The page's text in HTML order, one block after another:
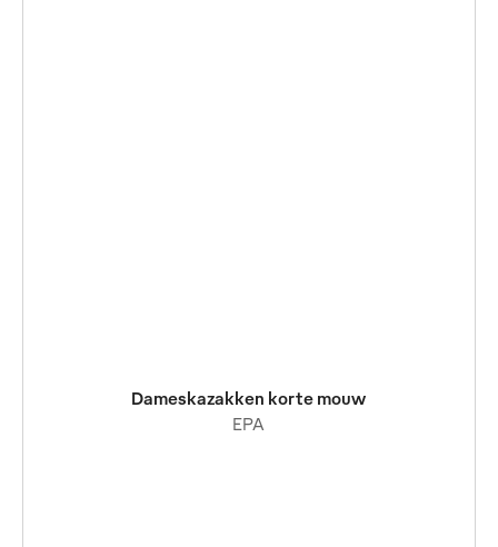
Dameskazakken korte mouw
EPA